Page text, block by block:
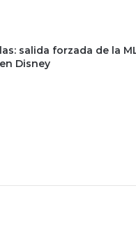
salida forzada de la
Disney